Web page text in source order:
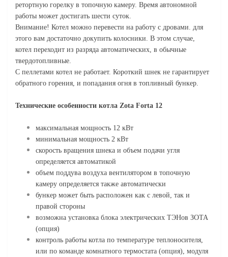
ретортную горелку в топочную камеру. Время автономной
работы может достигать шести суток.
Внимание! Котел можно перевести на работу с дровами. для
этого вам достаточно докупить колосники. В этом случае,
котел переходит из разряда автоматических, в обычные
твердотопливные.
С пеллетами котел не работает. Короткий шнек не гарантирует
обратного горения, и попадания огня в топливный бункер.
Технические особенности котла Zota Forta 12
максимальная мощность 12 кВт
минимальная мощность 2 кВт
скорость вращения шнека и объем подачи угля
определяется автоматикой
объем поддува воздуха вентилятором в топочную
камеру определяется также автоматически
бункер может быть расположен как с левой, так и
правой стороны
возможна установка блока электрических ТЭНов ЗОТА
(опция)
контроль работы котла по температуре теплоносителя,
или по команде комнатного термостата (опция), модуля